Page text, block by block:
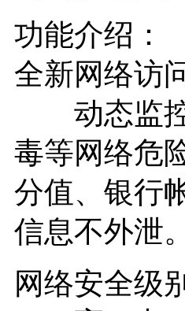
功能介绍：
全新网络
动态监控
毒等网络危
分值、银行
信息不外泄。
网络安全级